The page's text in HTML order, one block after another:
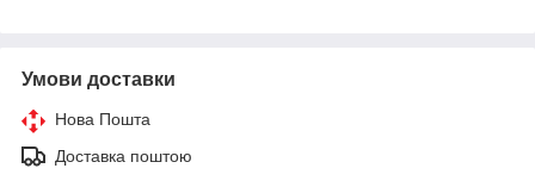
Умови доставки
Нова Пошта
Доставка поштою